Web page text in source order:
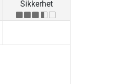
Sikkerhet